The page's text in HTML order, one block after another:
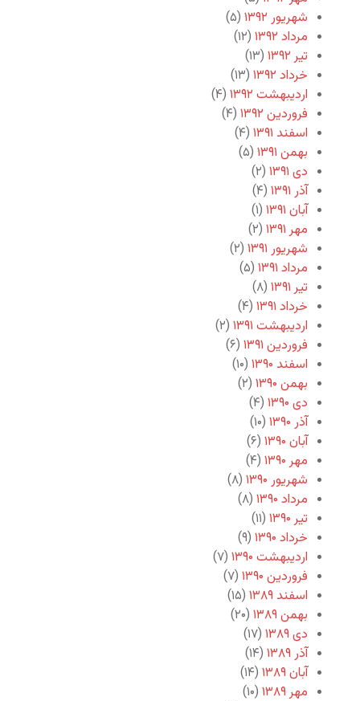
شهریور ۱۳۹۲
(۵)
مرداد ۱۳۹۲
(۱۲)
تیر ۱۳۹۲
(۱۳)
خرداد ۱۳۹۲
(۱۳)
اردیبهشت ۱۳۹۲
(۴)
فروردین ۱۳۹۲
(۴)
اسفند ۱۳۹۱
(۴)
بهمن ۱۳۹۱
(۵)
دی ۱۳۹۱
(۲)
آذر ۱۳۹۱
(۴)
آبان ۱۳۹۱
(۱)
مهر ۱۳۹۱
(۲)
شهریور ۱۳۹۱
(۲)
مرداد ۱۳۹۱
(۵)
تیر ۱۳۹۱
(۸)
خرداد ۱۳۹۱
(۴)
اردیبهشت ۱۳۹۱
(۲)
فروردین ۱۳۹۱
(۶)
اسفند ۱۳۹۰
(۱۰)
بهمن ۱۳۹۰
(۲)
دی ۱۳۹۰
(۴)
آذر ۱۳۹۰
(۱۰)
آبان ۱۳۹۰
(۶)
مهر ۱۳۹۰
(۴)
شهریور ۱۳۹۰
(۸)
مرداد ۱۳۹۰
(۸)
تیر ۱۳۹۰
(۱۱)
خرداد ۱۳۹۰
(۹)
اردیبهشت ۱۳۹۰
(۷)
فروردین ۱۳۹۰
(۷)
اسفند ۱۳۸۹
(۱۵)
بهمن ۱۳۸۹
(۲۰)
دی ۱۳۸۹
(۱۷)
آذر ۱۳۸۹
(۱۴)
آبان ۱۳۸۹
(۱۴)
مهر ۱۳۸۹
(۱۰)